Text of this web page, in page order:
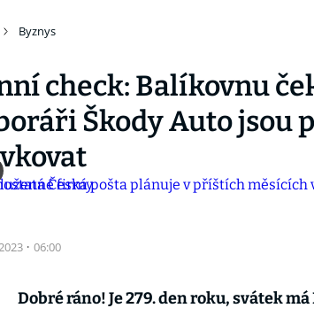
Byznys
check: Balíkovnu
Škody Auto jsou
· 06:00
Dobré ráno! Je 279. den roku, svátek